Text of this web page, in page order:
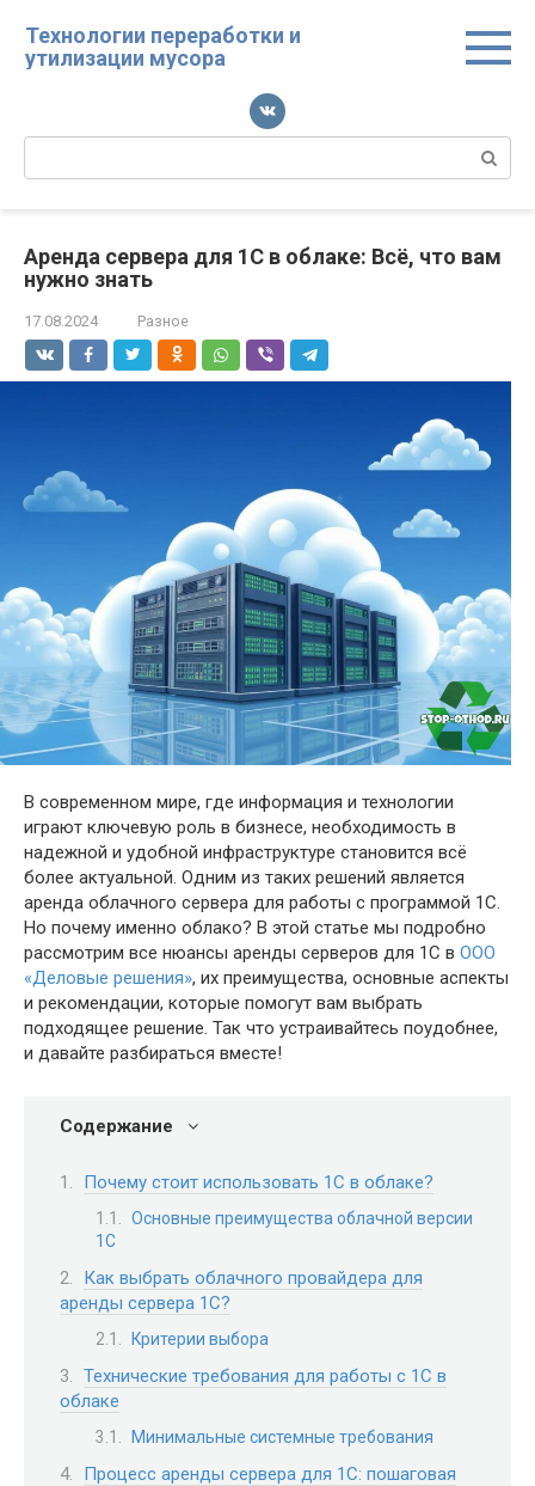
контенту
Технологии переработки и
утилизации мусора
Поиск:
Аренда сервера для 1С в облаке: Всё, что вам
нужно знать
17.08.2024 Разное
В современном мире, где информация и технологии
играют ключевую роль в бизнесе, необходимость в
надежной и удобной инфраструктуре становится всё
более актуальной. Одним из таких решений является
аренда облачного сервера для работы с программой 1С.
Но почему именно облако? В этой статье мы подробно
рассмотрим все нюансы аренды серверов для 1С в ООО
«Деловые решения», их преимущества, основные аспекты
и рекомендации, которые помогут вам выбрать
подходящее решение. Так что устраивайтесь поудобнее,
и давайте разбираться вместе!
Содержание
Почему стоит использовать 1С в облаке?
Основные преимущества облачной версии
1С
Как выбрать облачного провайдера для
аренды сервера 1С?
Критерии выбора
Технические требования для работы с 1С в
облаке
Минимальные системные требования
Процесс аренды сервера для 1С: пошаговая